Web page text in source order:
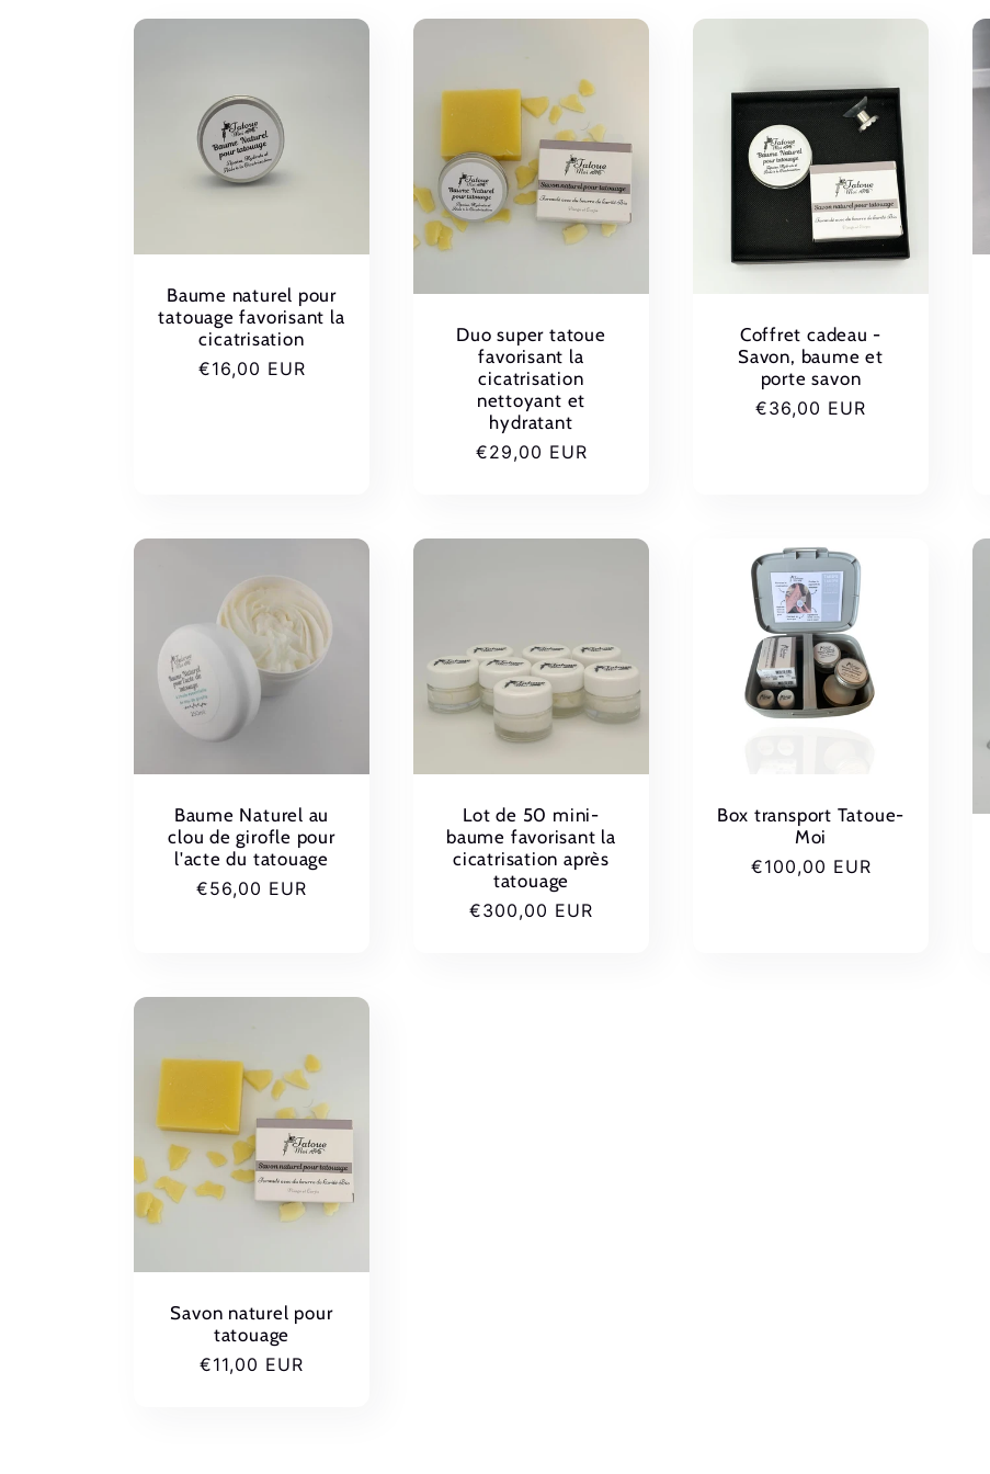
:
Baume naturel pour
tatouage favorisant la
cicatrisation
Prix
€16,00 EUR
Duo super tatoue
favorisant la
cicatrisation
nettoyant et
hydratant
Prix
€29,00 EUR
Coffret cadeau -
Savon, baume et
porte savon
Prix
€36,00 EUR
Baume Naturel au
clou de girofle pour
l'acte du tatouage
Prix
€56,00 EUR
Lot de 50 mini-
baume favorisant la
cicatrisation après
tatouage
Prix
€300,00 EUR
Box transport Tatoue-
Moi
Prix
€100,00 EUR
Savon naturel pour
tatouage
Prix
€11,00 EUR